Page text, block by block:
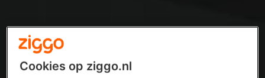
Cookies op ziggo.nl